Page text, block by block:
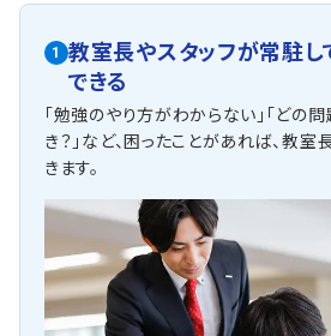
1
教室長やスタッフが常駐
できる
「勉強のやり方がわからない」「どの
き？」など、困ったことがあれば、教
きます。